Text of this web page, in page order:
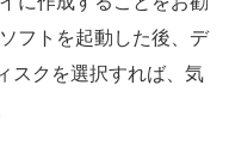
フトを起動した後、デ
スクを選択すれば、気